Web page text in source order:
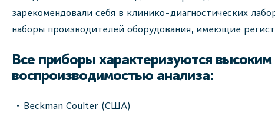
зарекомендовали себя в клинико-диагностических
наборы производителей оборудования, имеющие
Все приборы характеризуются
воспроизводимостью анализа:
Beckman Coulter (США)